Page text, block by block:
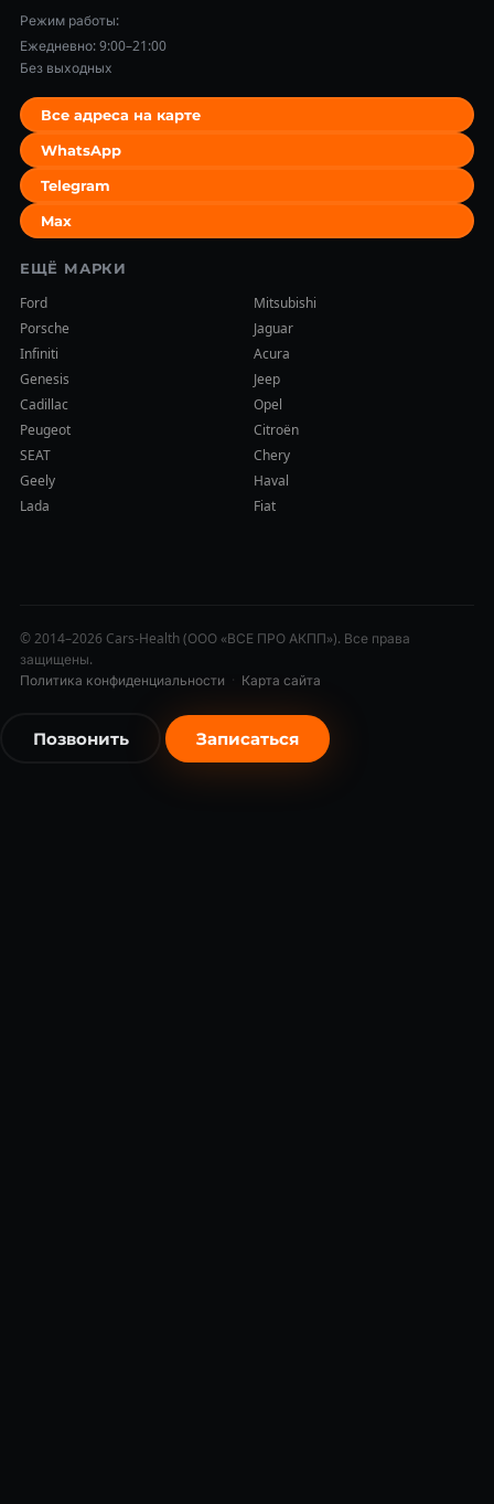
Режим работы:
Ежедневно: 9:00–21:00
Без выходных
Все адреса на карте
WhatsApp
Telegram
Max
ЕЩЁ МАРКИ
Ford
Mitsubishi
Porsche
Jaguar
Infiniti
Acura
Genesis
Jeep
Cadillac
Opel
Peugeot
Citroën
SEAT
Chery
Geely
Haval
Lada
Fiat
© 2014–2026 Cars-Health (ООО «ВСЕ ПРО АКПП»). Все права
защищены.
Политика конфиденциальности · Карта сайта
Позвонить Записаться